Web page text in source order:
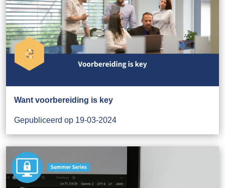
Want voorbereiding is key
Gepubliceerd op 19-03-2024